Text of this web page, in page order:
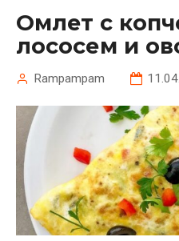
Омлет с копченым
лососем и
Rampampam